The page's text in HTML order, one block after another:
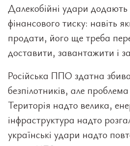
Далекобійні удари
фінансового тиску: навіть
продати, його ще треба
доставити, завантажити і
Російська ППО здатна
безпілотників, але
Територія надто велика,
інфраструктура надто
українські удари надто